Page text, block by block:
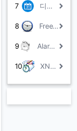
7 디데이 카운트
8 Free Alarm Clock
9 Alarm Clock by Arvin Soft
10 XNote Timer